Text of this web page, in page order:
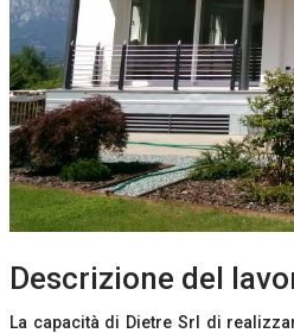
Descrizione del
La capacità di Dietre Srl di